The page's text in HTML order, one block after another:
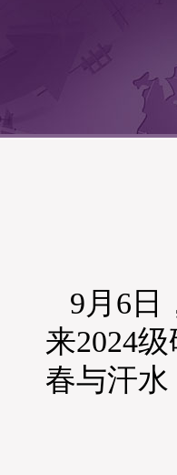
9月6日
来2024
春与汗